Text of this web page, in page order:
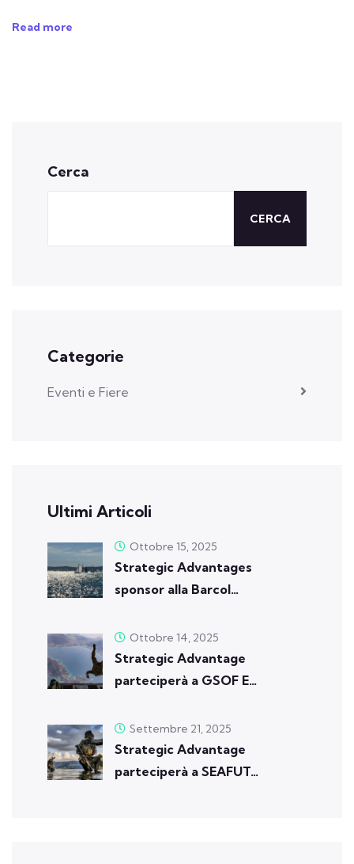
Read more
Cerca
CERCA
Categorie
Eventi e Fiere
Ultimi Articoli
Strategic Advantages
sponsor alla Barcol…
Ottobre 15, 2025
Strategic Advantage
parteciperà a GSOF E…
Ottobre 14, 2025
Strategic Advantage
parteciperà a SEAFUT…
Settembre 21, 2025